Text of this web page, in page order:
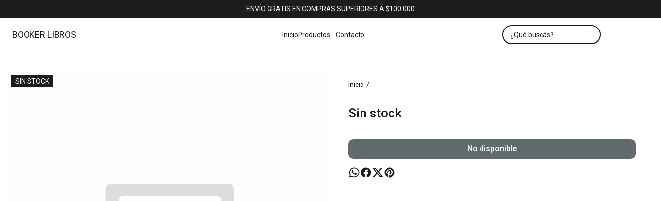
ENVÍO GRATIS EN COMPRAS SUPERIORES A $100.000
BOOKER LIBROS InicioProductos Contacto
SIN STOCK Inicio /
Sin stock
No disponible